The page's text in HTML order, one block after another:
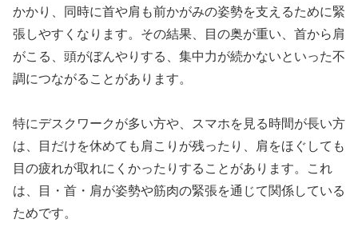
かかり、同時に首や肩も前かがみの姿勢を支えるために緊
張しやすくなります。その結果、目の奥が重い、首から肩
がこる、頭がぼんやりする、集中力が続かないといった不
調につながることがあります。
特にデスクワークが多い方や、スマホを見る時間が長い方
は、目だけを休めても肩こりが残ったり、肩をほぐしても
目の疲れが取れにくかったりすることがあります。これ
は、目・首・肩が姿勢や筋肉の緊張を通じて関係している
ためです。